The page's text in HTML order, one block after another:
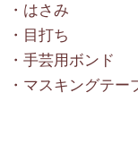
・はさみ
・目打ち
・手芸用ボンド
・マスキングテー